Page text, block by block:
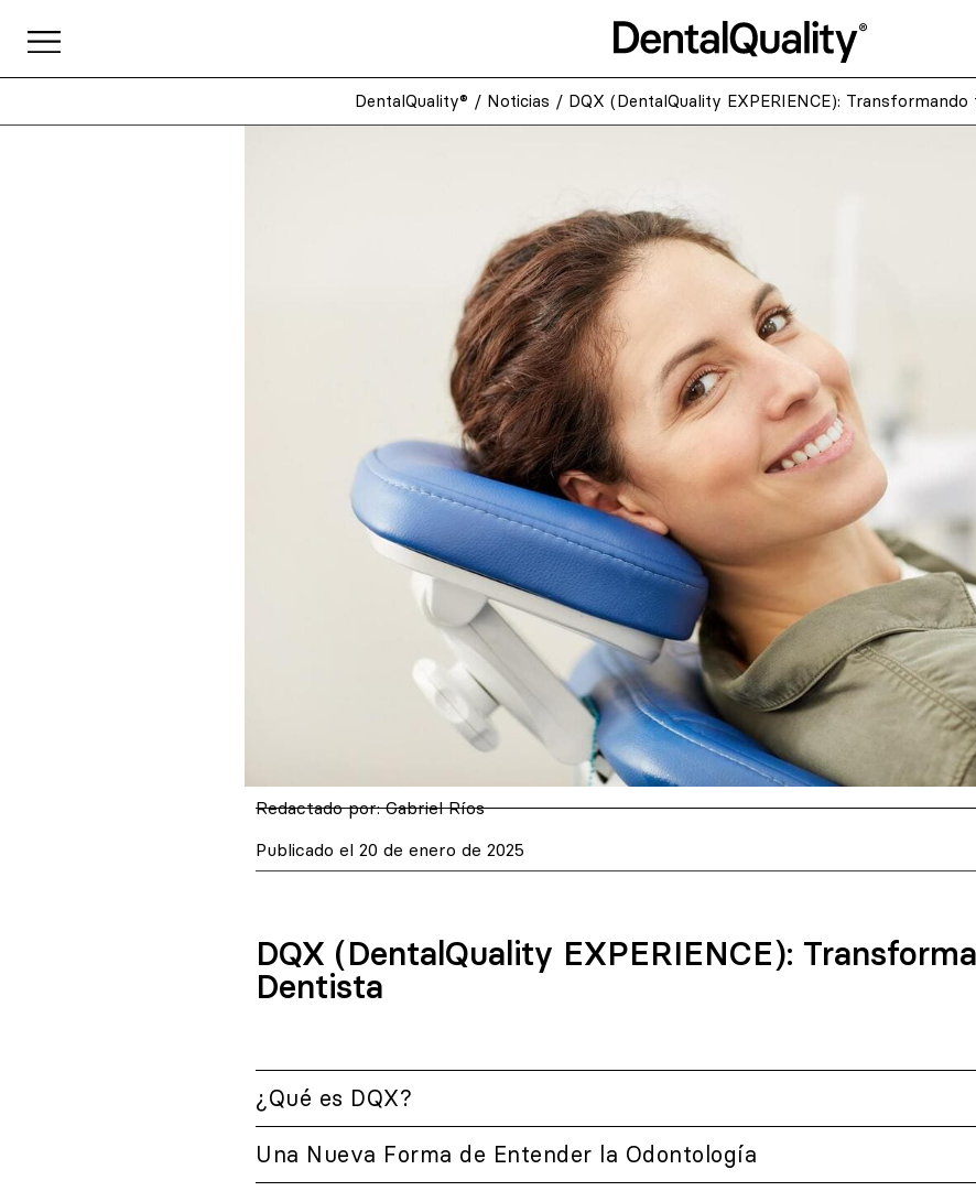
DentalQuality® / Noticias / DQX (DentalQuality EXPERIENCE):
Redactado por:Gabriel Ríos
Publicado el 20 de enero de 2025
DQX (DentalQuality EXPERIENCE):
Dentista
¿Qué es DQX?
Una Nueva Forma de Entender la Odontología